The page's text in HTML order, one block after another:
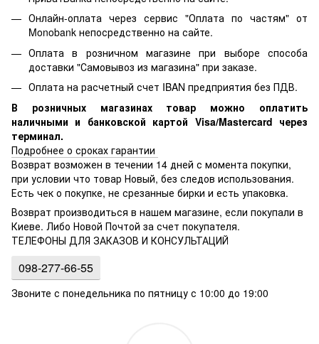
Онлайн-оплата через сервис "Оплата по частям" от
Monobank непосредственно на сайте.
Оплата в розничном магазине при выборе способа
доставки "Самовывоз из магазина" при заказе.
Оплата на расчетный счет IBAN предприятия без ПДВ.
В розничных магазинах товар можно оплатить
наличными и банковской картой Visa/Mastercard через
терминал.
Подробнее о сроках гарантии
Возврат возможен в течении 14 дней с момента покупки,
при условии что товар Новый, без следов использования.
Есть чек о покупке, не срезанные бирки и есть упаковка.
Возврат производиться в нашем магазине, если покупали в
Киеве. Либо Новой Почтой за счет покупателя.
ТЕЛЕФОНЫ ДЛЯ ЗАКАЗОВ И КОНСУЛЬТАЦИЙ
098-277-66-55
Звоните с понедельника по пятницу с 10:00 до 19:00